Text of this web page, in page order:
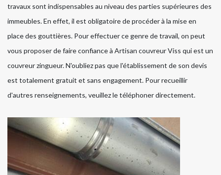
travaux sont indispensables au niveau des parties supérieures des
immeubles. En effet, il est obligatoire de procéder à la mise en
place des gouttières. Pour effectuer ce genre de travail, on peut
vous proposer de faire confiance à Artisan couvreur Viss qui est un
couvreur zingueur. N'oubliez pas que l'établissement de son devis
est totalement gratuit et sans engagement. Pour recueillir
d'autres renseignements, veuillez le téléphoner directement.